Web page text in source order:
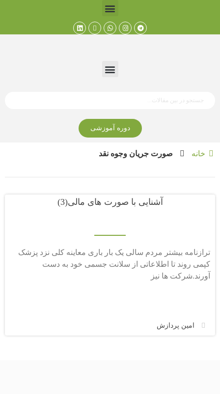
دوره آموزشی
خانه صورت جریان وجوه نقد
آشنایی با صورت های مالی(3)
ترازنامه بیشتر مردم سالی یک بار باری معاینه کلی نزد پزشک
کپمی روند تا اطلاعاتی از سلانت جسمی خود به دست
آورند.شرکت ها نیز
امین پردازش